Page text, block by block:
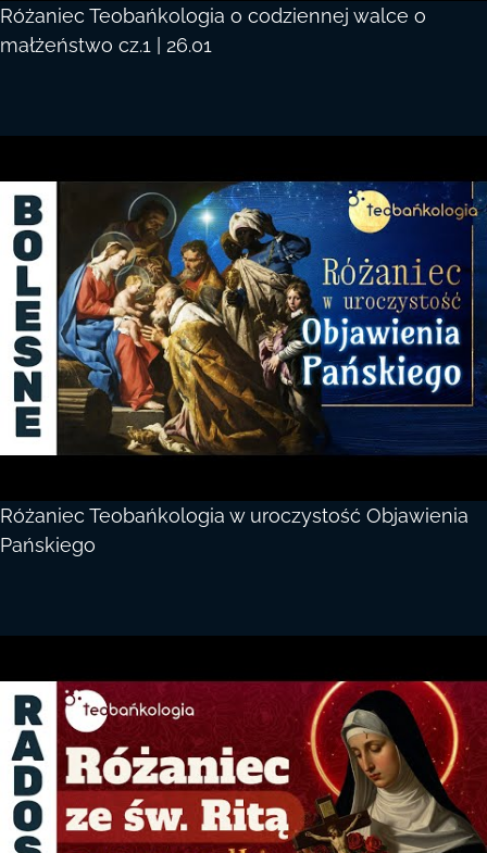
Różaniec Teobańkologia o codziennej walce o
małżeństwo cz.1 | 26.01
Różaniec Teobańkologia w uroczystość Objawienia
Pańskiego